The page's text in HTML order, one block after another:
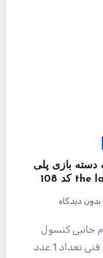
بازی پلی
بدون دیدگاه
بازی مشخصات فنی مشخصات فنی تعداد 1 عدد